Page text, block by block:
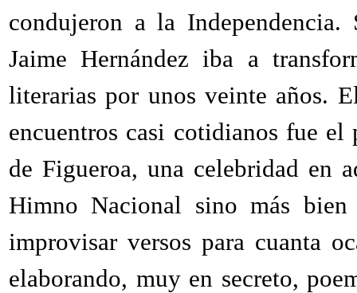
condujeron a la
Jaime Hernández iba a
literarias por unos veinte años.
encuentros casi cotidianos fue
de Figueroa, una celebridad en
Himno Nacional sino más
improvisar versos para cuanta
elaborando, muy en secreto,